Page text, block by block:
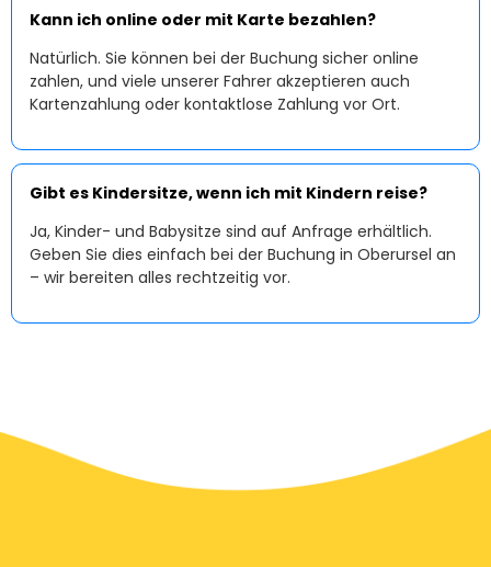
Kann ich online oder mit Karte bezahlen?
Natürlich. Sie können bei der Buchung sicher online
zahlen, und viele unserer Fahrer akzeptieren auch
Kartenzahlung oder kontaktlose Zahlung vor Ort.
Gibt es Kindersitze, wenn ich mit Kindern reise?
Ja, Kinder- und Babysitze sind auf Anfrage erhältlich.
Geben Sie dies einfach bei der Buchung in Oberursel an
– wir bereiten alles rechtzeitig vor.